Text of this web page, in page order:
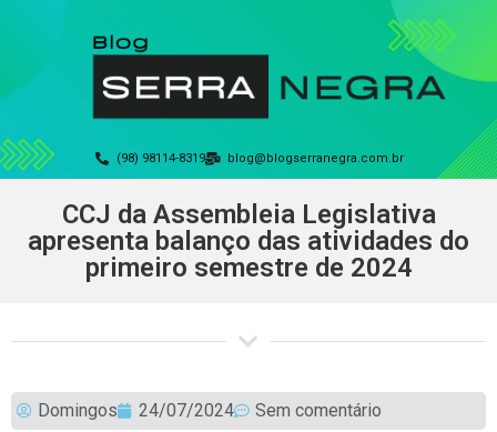
(98) 98114-8319 blog@blogserranegra.com.br
CCJ da Assembleia Legislativa
apresenta balanço das atividades do
primeiro semestre de 2024
Domingos 24/07/2024 Sem comentário